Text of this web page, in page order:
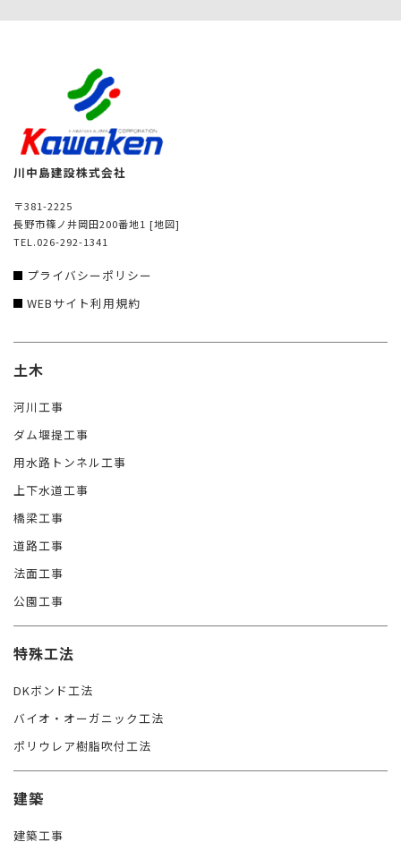
川中島建設株式会社
〒381-2225
長野市篠ノ井岡田200番地1 [地図]
TEL.026-292-1341
プライバシーポリシー
WEBサイト利用規約
土木
河川工事
ダム堰提工事
用水路トンネル工事
上下水道工事
橋梁工事
道路工事
法面工事
公園工事
特殊工法
DKボンド工法
バイオ・オーガニック工法
ポリウレア樹脂吹付工法
建築
建築工事